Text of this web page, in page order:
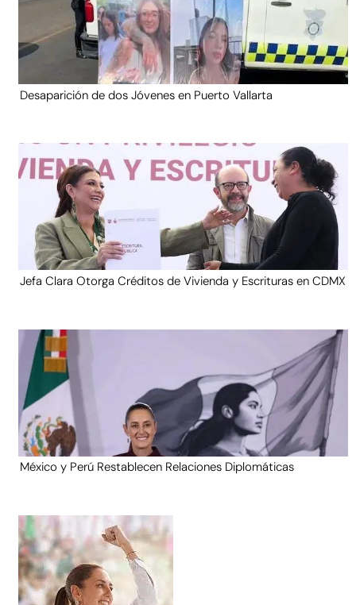
Desaparición de dos Jóvenes en Puerto Vallarta
Jefa Clara Otorga Créditos de Vivienda y Escrituras en CDMX
México y Perú Restablecen Relaciones Diplomáticas